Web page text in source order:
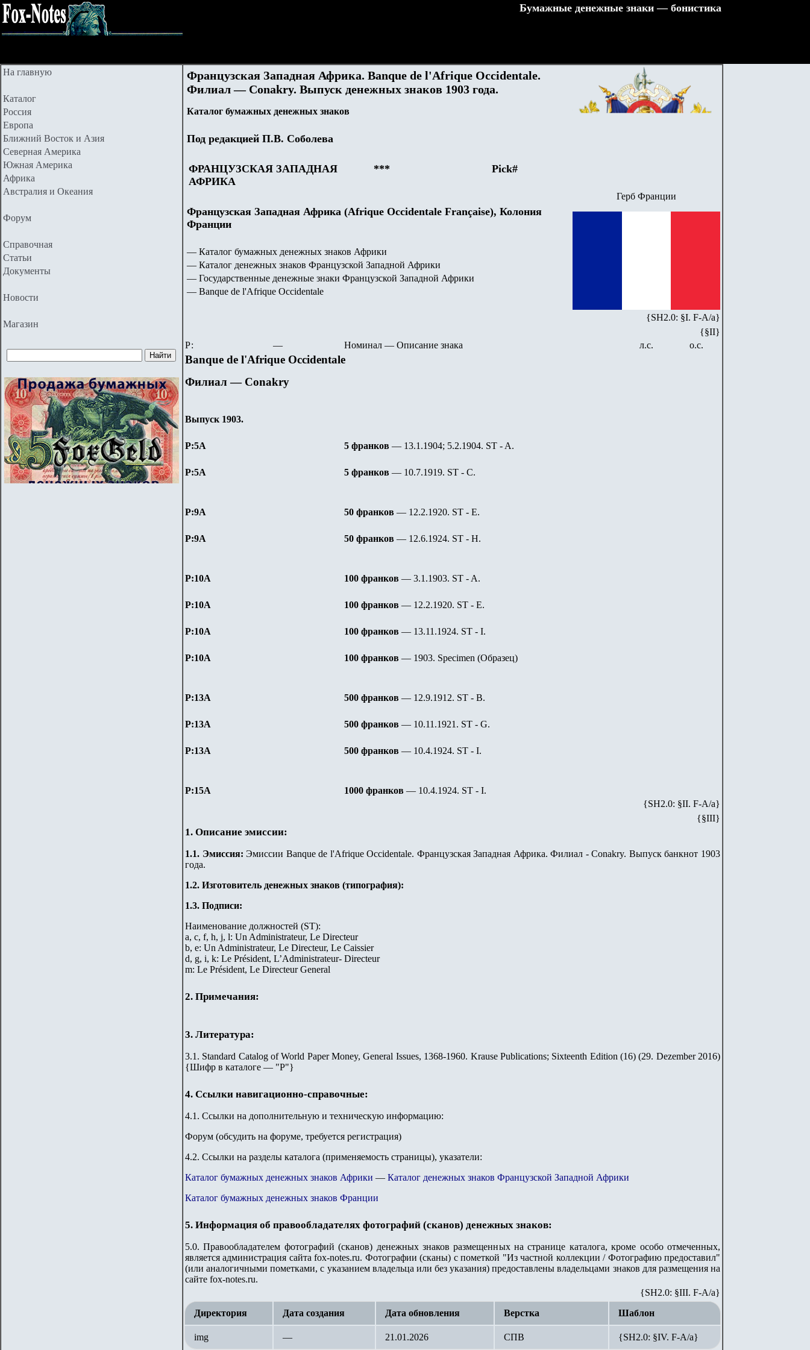
Бумажные денежные знаки — бонистика
На главную
Каталог
Россия
Европа
Ближний Восток и Азия
Северная Америка
Южная Америка
Африка
Австралия и Океания
Форум
Справочная
Статьи
Документы
Новости
Магазин
Французская Западная Африка. Banque de l'Afrique Occidentale.
Филиал — Conakry. Выпуск денежных знаков 1903 года.
Каталог бумажных денежных знаков
Под редакцией П.В. Соболева
ФРАНЦУЗСКАЯ ЗАПАДНАЯ
АФРИКА
*** Pick#
Французская Западная Африка (Afrique Occidentale Française), Колония
Франции
— Каталог бумажных денежных знаков Африки
— Каталог денежных знаков Французской Западной Африки
— Государственные денежные знаки Французской Западной Африки
— Banque de l'Afrique Occidentale
Герб Франции
{SH2.0: §I. F-А/а}
{§II}
Р:
— Номинал — Описание знака л.с. о.с.
Banque de l'Afrique Occidentale
Филиал — Conakry
Выпуск 1903.
P:5А 5 франков — 13.1.1904; 5.2.1904. ST - A.
P:5А 5 франков — 10.7.1919. ST - C.
P:9А 50 франков — 12.2.1920. ST - E.
P:9А 50 франков — 12.6.1924. ST - H.
P:10А 100 франков — 3.1.1903. ST - A.
P:10А 100 франков — 12.2.1920. ST - E.
P:10А 100 франков — 13.11.1924. ST - I.
P:10А 100 франков — 1903. Specimen (Образец)
P:13А 500 франков — 12.9.1912. ST - B.
P:13А 500 франков — 10.11.1921. ST - G.
P:13А 500 франков — 10.4.1924. ST - I.
P:15А 1000 франков — 10.4.1924. ST - I.
{SH2.0: §II. F-A/a}
{§III}
1. Описание эмиссии:
1.1. Эмиссия: Эмиссии Banque de l'Afrique Occidentale. Французская Западная Африка. Филиал - Conakry. Выпуск банкнот 1903
года.
1.2. Изготовитель денежных знаков (типография):
1.3. Подписи:
Наименование должностей (ST):
a, c, f, h, j, l: Un Administrateur, Le Directeur
b, e: Un Administrateur, Le Directeur, Le Caissier
d, g, i, k: Le Président, L’Administrateur- Directeur
m: Le Président, Le Directeur General
2. Примечания:
3. Литература:
3.1. Standard Catalog of World Paper Money, General Issues, 1368-1960. Krause Publications; Sixteenth Edition (16) (29. Dezember 2016)
{Шифр в каталоге — "Р"}
4. Ссылки навигационно-справочные:
4.1. Ссылки на дополнительную и техническую информацию:
Форум (обсудить на форуме, требуется регистрация)
4.2. Ссылки на разделы каталога (применяемость страницы), указатели:
Каталог бумажных денежных знаков Африки — Каталог денежных знаков Французской Западной Африки
Каталог бумажных денежных знаков Франции
5. Информация об правообладателях фотографий (сканов) денежных знаков:
5.0. Правообладателем фотографий (сканов) денежных знаков размещенных на странице каталога, кроме особо отмеченных,
является администрация сайта fox-notes.ru. Фотографии (сканы) с пометкой "Из частной коллекции / Фотографию предоставил"
(или аналогичными пометками, с указанием владельца или без указания) предоставлены владельцами знаков для размещения на
сайте fox-notes.ru.
{SH2.0: §III. F-A/а}
Директория
Дата создания Дата обновления Верстка Шаблон
img — 21.01.2026 СПВ {SH2.0: §IV. F-А/а}